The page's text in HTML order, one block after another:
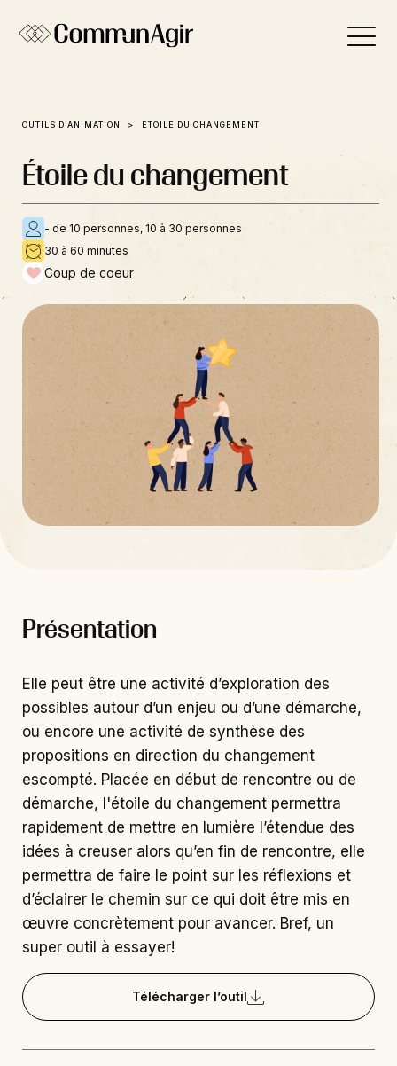
OUTILS D'ANIMATION ÉTOILE DU CHANGEMENT
Étoile du changement
- de 10 personnes, 10 à 30 personnes
30 à 60 minutes
Coup de coeur
Présentation
Elle peut être une activité d’exploration des
possibles autour d’un enjeu ou d’une démarche,
ou encore une activité de synthèse des
propositions en direction du changement
escompté. Placée en début de rencontre ou de
démarche, l'étoile du changement permettra
rapidement de mettre en lumière l’étendue des
idées à creuser alors qu’en fin de rencontre, elle
permettra de faire le point sur les réflexions et
d’éclairer le chemin sur ce qui doit être mis en
œuvre concrètement pour avancer. Bref, un
super outil à essayer!
Télécharger l’outil